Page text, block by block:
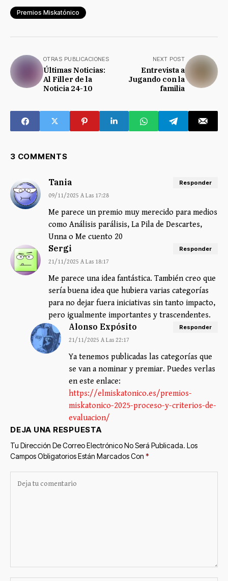
Premios Miskatónico
OTRAS PUBLICACIONES
Últimas Noticias:
Al Filler de la
Noticia 24-10
NEXT POST
Entrevista a
Jugando con la
familia
3 COMMENTS
Tania
09/11/2025 A Las 17:28
Me parece un premio muy merecido para medios
como Análisis parálisis, La Pila de Descartes,
Unna o Me cuento 20
Responder
Sergi
21/11/2025 A Las 18:17
Me parece una idea fantástica. También creo que
sería buena idea que hubiera varias categorías
para no dejar fuera iniciativas sin tanto impacto,
pero igualmente importantes y trascendentes.
Responder
Alonso Expósito
21/11/2025 A Las 22:17
Ya tenemos publicadas las categorías que
se van a nominar y premiar. Puedes verlas
en este enlace:
https://elmiskatonico.es/premios-
miskatonico-2025-proceso-y-criterios-de-
evaluacion/
Responder
DEJA UNA RESPUESTA
Tu Dirección De Correo Electrónico No Será Publicada. Los
Campos Obligatorios Están Marcados Con *